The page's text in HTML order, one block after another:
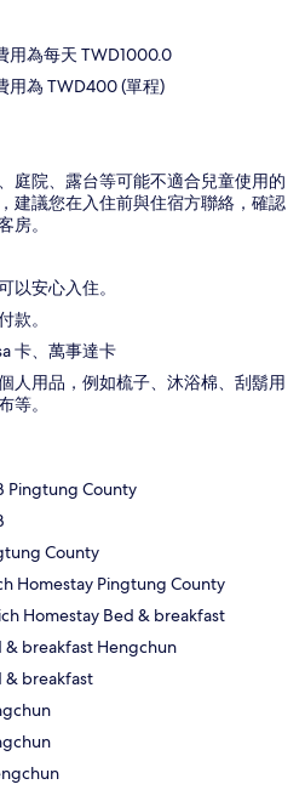
用為每天 TWD1000.0
用為 TWD400 (單程)
庭院、露台等可能不適合兒童使用的
建議您在入住前與住宿方聯絡，確認
房。
以安心入住。
款。
卡、萬事達卡
人用品，例如梳子、沐浴棉、刮鬍用
等。
Pingtung County
County
Homestay Pingtung County
Homestay Bed & breakfast
& breakfast Hengchun
& breakfast